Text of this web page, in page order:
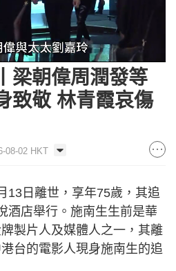
梁朝偉周潤發等
致敬 林青霞哀傷
08-02 HKT
13日離世，享年75歲，其追
酒店舉行。施南生生前是華
製片人及媒體人之一，其離
台的電影人現身施南生的追